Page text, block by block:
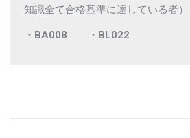
知識全て合格基準に達している者）
・BA008 ・BL022